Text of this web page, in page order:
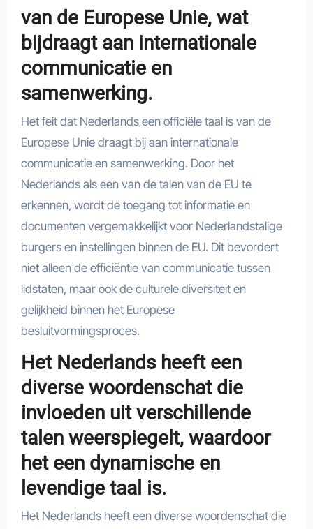
van de Europese Unie, wat
bijdraagt aan internationale
communicatie en
samenwerking.
Het feit dat Nederlands een officiële taal is van de
Europese Unie draagt bij aan internationale
communicatie en samenwerking. Door het
Nederlands als een van de talen van de EU te
erkennen, wordt de toegang tot informatie en
documenten vergemakkelijkt voor Nederlandstalige
burgers en instellingen binnen de EU. Dit bevordert
niet alleen de efficiëntie van communicatie tussen
lidstaten, maar ook de culturele diversiteit en
gelijkheid binnen het Europese
besluitvormingsproces.
Het Nederlands heeft een
diverse woordenschat die
invloeden uit verschillende
talen weerspiegelt, waardoor
het een dynamische en
levendige taal is.
Het Nederlands heeft een diverse woordenschat die